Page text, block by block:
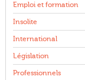
Emploi et formation
Insolite
International
Législation
Professionnels